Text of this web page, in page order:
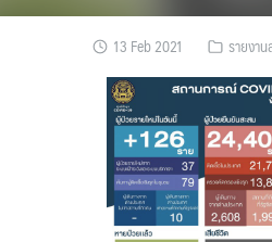
13 Feb 2021 รายงา